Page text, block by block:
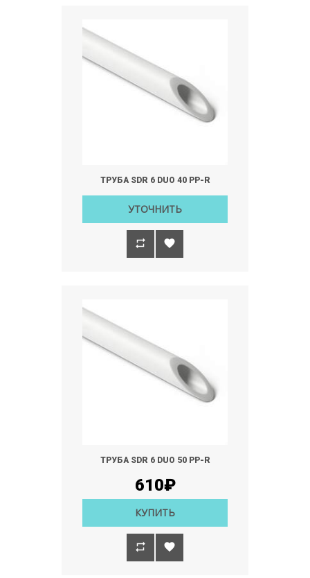
ТРУБА SDR 6 DUO 40 РР-R
УТОЧНИТЬ
ТРУБА SDR 6 DUO 50 РР-R
610₽
КУПИТЬ